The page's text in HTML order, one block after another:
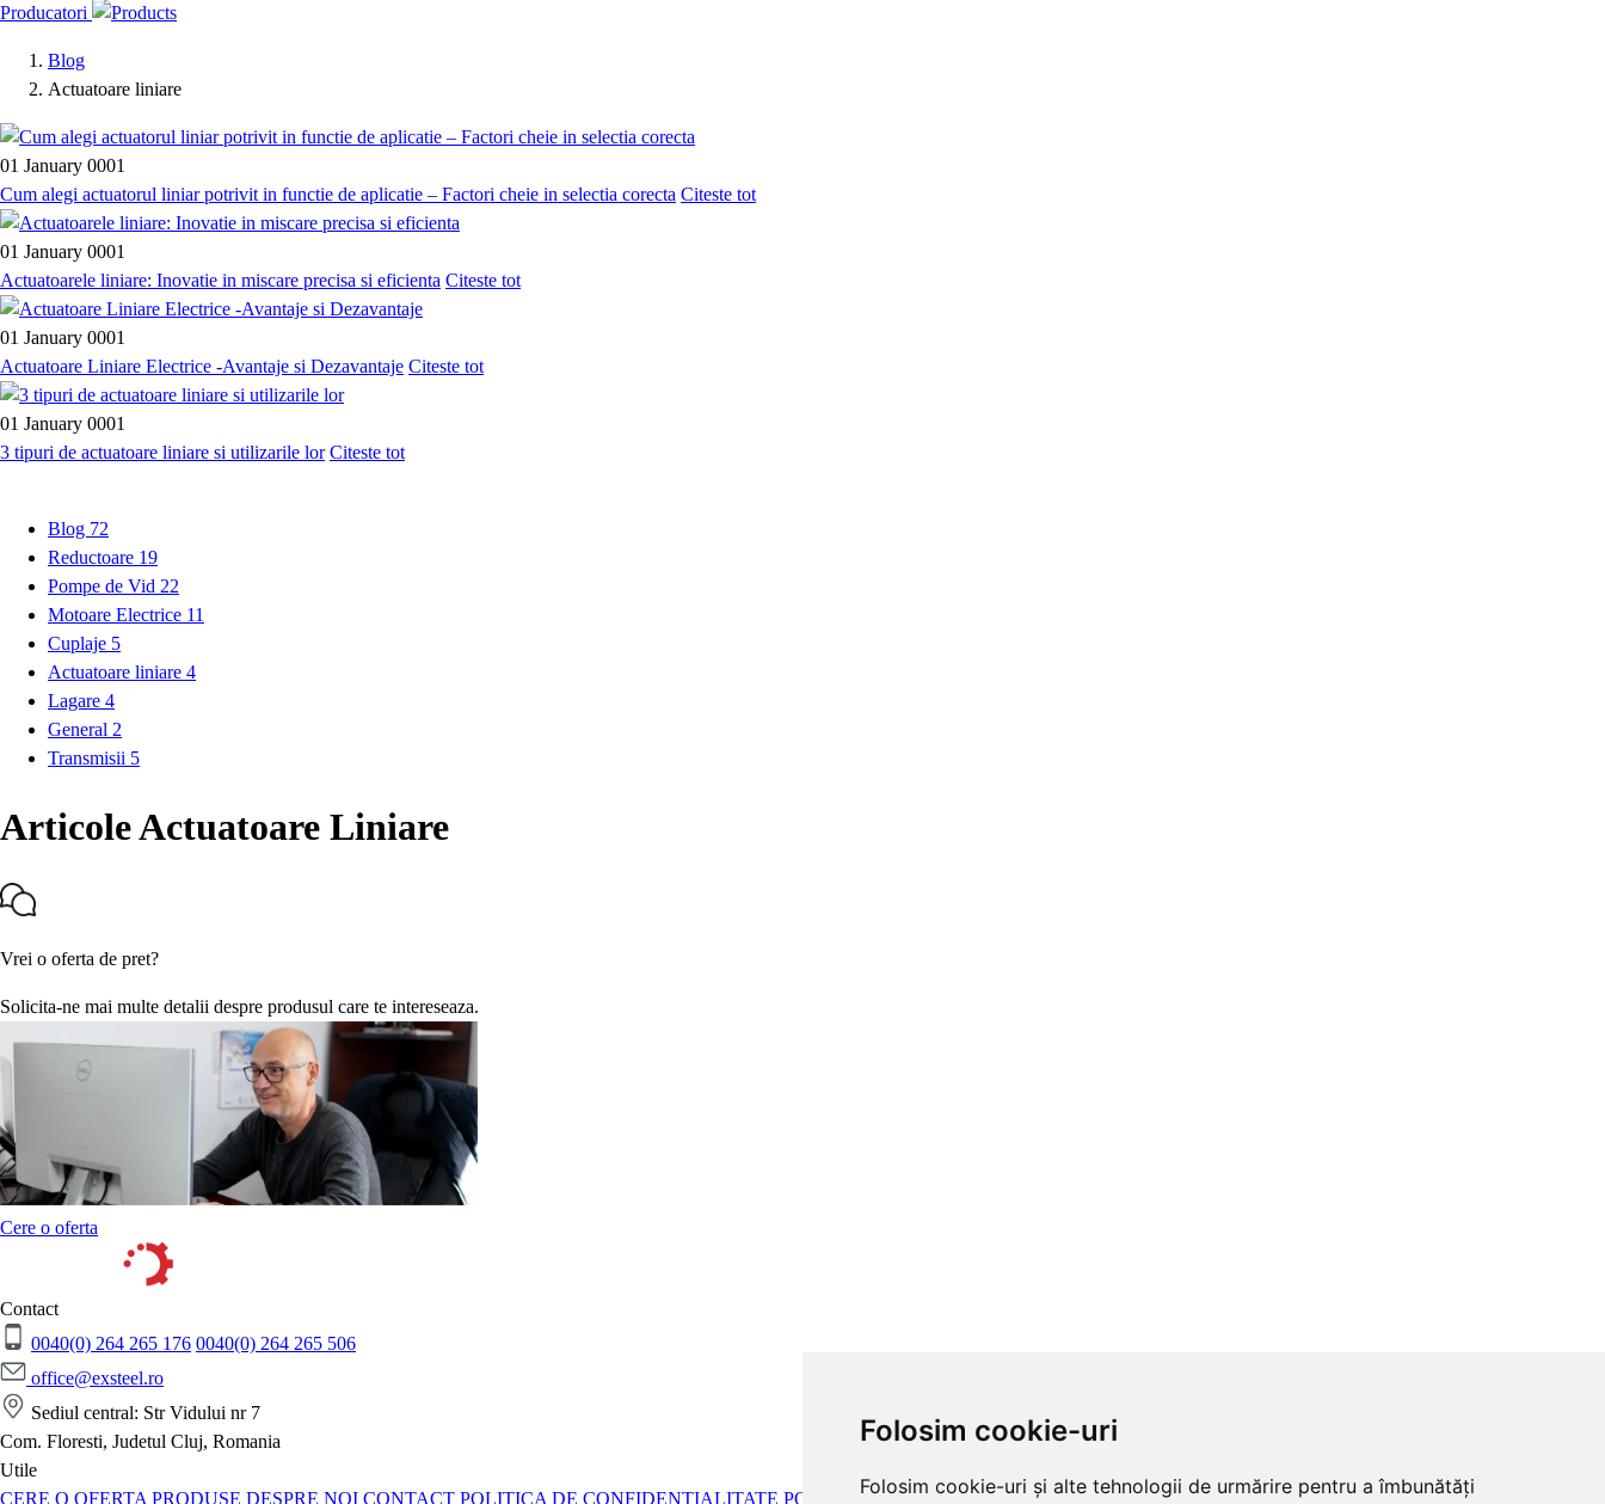
Folosim cookie-uri
Folosim cookie-uri și alte tehnologii de urmărire pentru a îmbunătăți
Producatori
Blog
Actuatoare liniare
01 January 0001
Cum alegi actuatorul liniar potrivit in functie de aplicatie – Factori cheie in selectia corecta Citeste tot
01 January 0001
Actuatoarele liniare: Inovatie in miscare precisa si eficienta Citeste tot
01 January 0001
Actuatoare Liniare Electrice -Avantaje si Dezavantaje Citeste tot
01 January 0001
3 tipuri de actuatoare liniare si utilizarile lor Citeste tot
Blog 72
Reductoare 19
Pompe de Vid 22
Motoare Electrice 11
Cuplaje 5
Actuatoare liniare 4
Lagare 4
General 2
Transmisii 5
Articole Actuatoare Liniare
Vrei o oferta de pret?
Solicita-ne mai multe detalii despre produsul care te intereseaza.
Cere o oferta
Contact
0040(0) 264 265 176 0040(0) 264 265 506
office@exsteel.ro
Sediul central: Str Vidului nr 7
Com. Floresti, Judetul Cluj, Romania
Utile
CERE O OFERTA PRODUSE DESPRE NOI CONTACT POLITICA DE CONFIDENTIALITATE POLITICA DE COOKIES